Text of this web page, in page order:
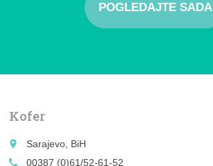
POGLEDAJTE SADA
Kofer
place
Sarajevo, BiH
call
00387 (0)61/52-61-52